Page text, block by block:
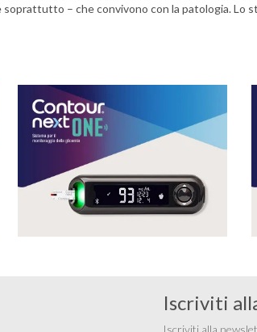
soprattutto – che convivono con la patologia. Lo
Iscriviti
Iscriviti alla